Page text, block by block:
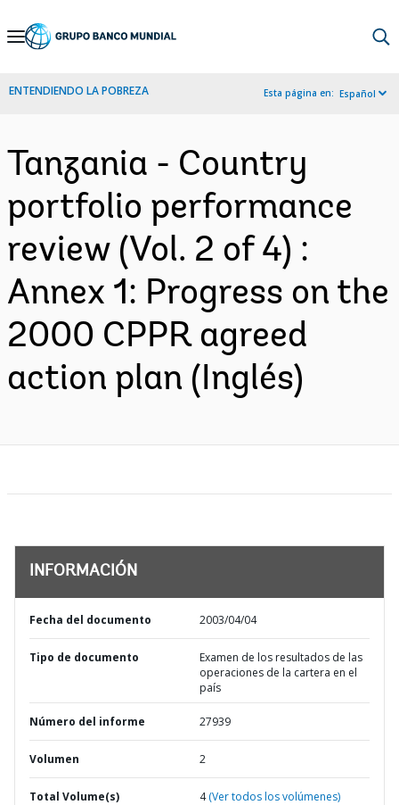
Skip
Navigation
ENTENDIENDO LA POBREZA Esta página en: Español
Tanzania - Country
portfolio performance
review (Vol. 2 of 4) :
Annex 1: Progress on the
2000 CPPR agreed
action plan (Inglés)
INFORMACIÓN
Fecha del documento 2003/04/04
Tipo de documento
Examen de los resultados de las
operaciones de la cartera en el
país
Número del informe 27939
Volumen 2
Total Volume(s) 4(Ver todos los volúmenes)